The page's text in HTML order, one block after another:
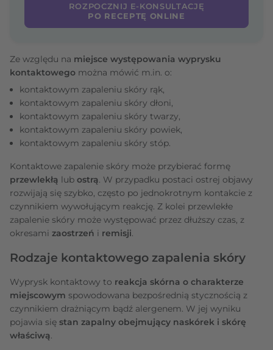
ROZPOCZNIJ E-KONSULTACJĘ
PO RECEPTĘ ONLINE
Ze względu na miejsce występowania wyprysku
kontaktowego można mówić m.in. o:
kontaktowym zapaleniu skóry rąk,
kontaktowym zapaleniu skóry dłoni,
kontaktowym zapaleniu skóry twarzy,
kontaktowym zapaleniu skóry powiek,
kontaktowym zapaleniu skóry stóp.
Kontaktowe zapalenie skóry może przybierać formę
przewlekłą lub ostrą. W przypadku postaci ostrej objawy
rozwijają się szybko, często po jednokrotnym kontakcie z
czynnikiem wywołującym reakcję. Z kolei przewlekłe
zapalenie skóry może występować przez dłuższy czas, z
okresami zaostrzeń i remisji.
Rodzaje kontaktowego zapalenia skóry
Wyprysk kontaktowy to reakcja skórna o charakterze
miejscowym spowodowana bezpośrednią stycznością z
czynnikiem drażniącym bądź alergenem. W jej wyniku
pojawia się stan zapalny obejmujący naskórek i skórę
właściwą.